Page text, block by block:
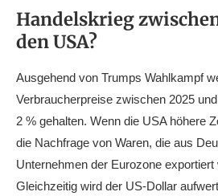
Handelskrieg
den USA?
Ausgehend von Trumps Wahlkampf
Verbraucherpreise zwischen 2025
2 % gehalten. Wenn die USA höhere
die Nachfrage von Waren, die aus
Unternehmen der Eurozone exportiert
Gleichzeitig wird der US-Dollar